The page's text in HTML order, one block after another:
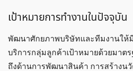
เป้าหมายการทำงานในปัจจุบัน
พัฒนาศักยภาพบริษัทและทีมงานให้
บริการกลุ่มลูกค้าเป้าหมายด้วยมาต
ถึงด้านการพัฒนาสินค้า การสร้างน